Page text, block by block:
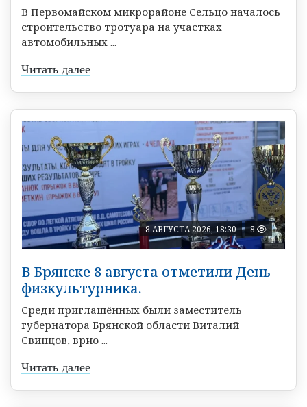
В Первомайском микрорайоне Сельцо началось
строительство тротуара на участках
автомобильных ...
Читать далее
8 АВГУСТА 2026, 18:30 8
В Брянске 8 августа отметили День
физкультурника.
Среди приглашённых были заместитель
губернатора Брянской области Виталий
Свинцов, врио ...
Читать далее